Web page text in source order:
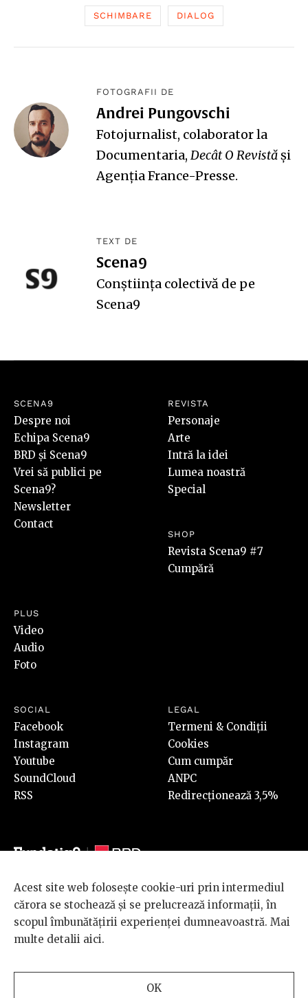
SCHIMBARE DIALOG
FOTOGRAFII DE
Andrei Pungovschi
Fotojurnalist, colaborator la
Documentaria, Decât O Revistăși
Agenția France-Presse.
TEXT DE
Scena9
Conștiința colectivă de pe
Scena9
SCENA9
Despre noi
Echipa Scena9
BRD și Scena9
Vrei să publici pe
Scena9?
Newsletter
Contact
REVISTA
Personaje
Arte
Intră la idei
Lumea noastră
Special
SHOP
Revista Scena9 #7
Cumpără
PLUS
Video
Audio
Foto
SOCIAL
Facebook
Instagram
Youtube
SoundCloud
RSS
LEGAL
Termeni & Condiții
Cookies
Cum cumpăr
ANPC
Redirecționează 3,5%
© 2026 BRD Groupe Société Générale, toate drepturile rezervate.
Scena 9 este un proiect sustinut de
BRD GROUPE SOCIÉTÉ
GÉNÉRALE
Acest site web folosește cookie-uri prin intermediul
cărora se stochează și se prelucrează informații, în
scopul îmbunătățirii experienței dumneavoastră. Mai
multe detalii aici.
OK